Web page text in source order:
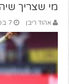
מי שצריך
אהוד ריבן 7 בפברואר 2021